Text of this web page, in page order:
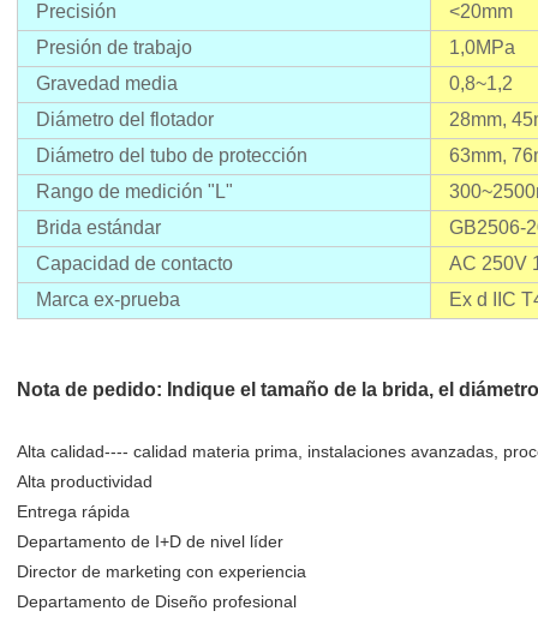
Precisión
<20mm
Presión de trabajo
1,0MPa
Gravedad media
0,8~1,2
Diámetro del flotador
28mm,
Diámetro del tubo de protección
63mm,
Rango de medición "L"
Brida estándar
GB2506-
Capacidad de contacto
AC 250V
Marca ex-prueba
Ex d IIC
Nota de pedido: Indique el tamaño de la brida, el
Alta calidad---- calidad materia prima, instalaciones avanzadas,
Alta productividad
Entrega rápida
Departamento de I+D de nivel líder
Director de marketing con experiencia
Departamento de Diseño profesional